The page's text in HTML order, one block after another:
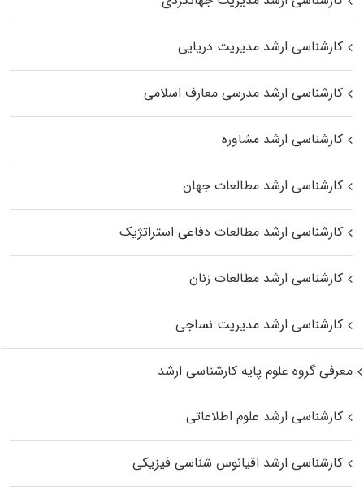
کارشناسی ارشد مدیریت دریایی
کارشناسی ارشد مدرسی معارف اسلامی
کارشناسی ارشد مشاوره
کارشناسی ارشد مطالعات جهان
کارشناسی ارشد مطالعات دفاعی استراتژیک
کارشناسی ارشد مطالعات زنان
کارشناسی ارشد مدیریت نساجی
معرفی گروه علوم پایه کارشناسی ارشد
کارشناسی ارشد علوم اطلاعاتی
کارشناسی ارشد اقیانوس‌ شناسی فیزیکی